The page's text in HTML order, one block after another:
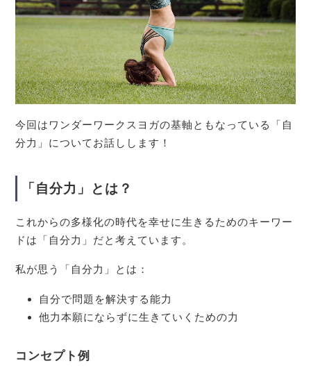
今回はワンダーワークスヨガの基軸ともなっている「自
分力」についてお話しします！
「自分力」とは？
これからの多様化の時代を幸せに生きるためのキーワー
ドは「自分力」だと考えています。
私が思う「自分力」とは：
自分で問題を解決する能力
他力本願にならずに生きていくための力
コンセプト例